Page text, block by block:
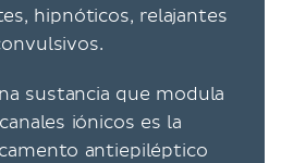
hipnóticos, relajantes
sustancia que modula
iónicos es la
antiepiléptico